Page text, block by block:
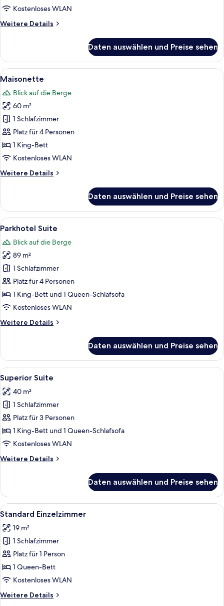
Kostenloses WLAN
Weitere Details
Weitere
Alm
Suite
Daten auswählen und Preise sehen
Alle
Fotos
für
Maisonette
anzeigen
Ein modernes Schlafzimmer mit
7
Maisonette
Blick auf die Berge
60 m²
1 Schlafzimmer
Platz für 4 Personen
1 King-Bett
Kostenloses WLAN
Weitere Details
Weitere
Daten auswählen und Preise sehen
Alle
Fotos
für
Parkhotel
Suite
anzeigen
Ein modernes Hotelzimmer mit
7
Parkhotel Suite
Blick auf die Berge
89 m²
1 Schlafzimmer
Platz für 4 Personen
1 King-Bett und 1 Queen-Schlafsofa
Kostenloses WLAN
Weitere Details
Weitere
Suite
Daten auswählen und Preise sehen
Alle
Fotos
für
Superior
Suite
anzeigen
Ein modernes Hotelzimmer mit
6
Superior Suite
40 m²
1 Schlafzimmer
Platz für 3 Personen
1 King-Bett und 1 Queen-Schlafsofa
Kostenloses WLAN
Weitere Details
Weitere
Suite
Daten auswählen und Preise sehen
Alle
Fotos
für
Standard
Einzelzimmer
anzeigen
Ein Hotelzimmer mit einem
6
Standard Einzelzimmer
19 m²
1 Schlafzimmer
Platz für 1 Person
1 Queen-Bett
Kostenloses WLAN
Weitere Details
Weitere